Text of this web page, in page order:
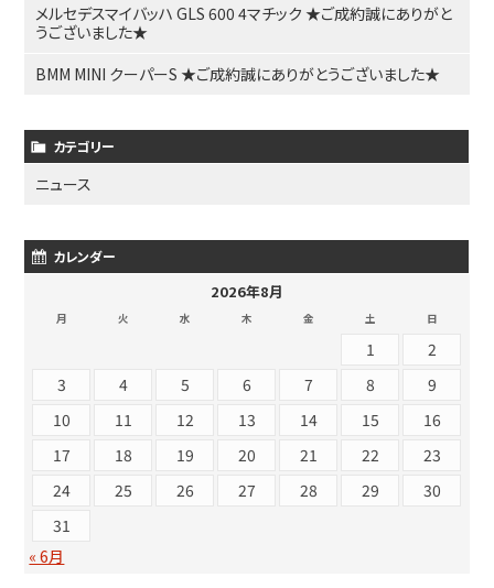
メルセデスマイバッハ GLS 600 4マチック ★ご成約誠にありがと
うございました★
BMM MINI クーパーS ★ご成約誠にありがとうございました★
カテゴリー
ニュース
カレンダー
2026年8月
月 火 水 木 金 土 日
1
2
3
4 5 6 7 8
9
10
11 12 13 14 15
16
17
18 19 20 21 22
23
24
25 26 27 28 29
30
31
« 6月